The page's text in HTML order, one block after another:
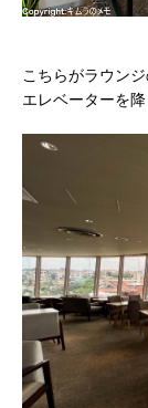
こちらがラウンジ
エレベーターを